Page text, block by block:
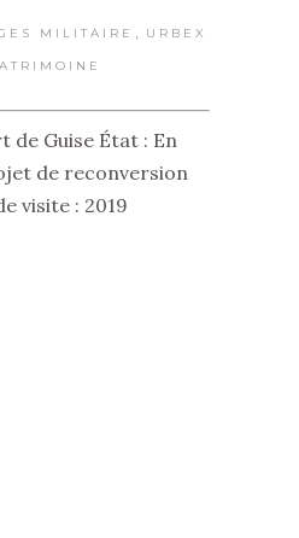
MILITAIRE URBEX
de Guise État : En
de reconversion
visite : 2019